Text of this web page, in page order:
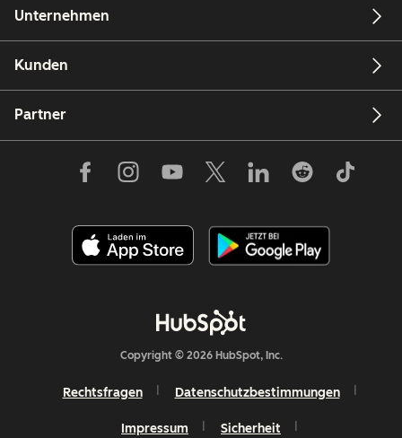
Unternehmen
Kunden
Partner
Copyright © 2026 HubSpot, Inc.
Rechtsfragen Datenschutzbestimmungen
Impressum Sicherheit